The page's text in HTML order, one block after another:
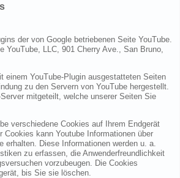
der von Google betriebenen Seite YouTube.
YouTube, LLC, 901 Cherry Ave., San Bruno,
einem YouTube-Plugin ausgestatteten Seiten
zu den Servern von YouTube hergestellt.
mitgeteilt, welche unserer Seiten Sie
verschiedene Cookies auf Ihrem Endgerät
Cookies kann Youtube Informationen über
erhalten. Diese Informationen werden u. a.
zu erfassen, die Anwenderfreundlichkeit
vorzubeugen. Die Cookies
bis Sie sie löschen.